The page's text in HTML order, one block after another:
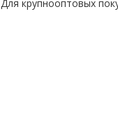
Для крупнооптовых